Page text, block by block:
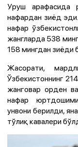
Уруш арафасида
нафардан зиёд
нафар
жангларда 538
158 мингдан зиёди
Жасорати,
Ўзбекистоннинг
жанговар орден
нафар
унвони берилди,
тўлиқ кавалери